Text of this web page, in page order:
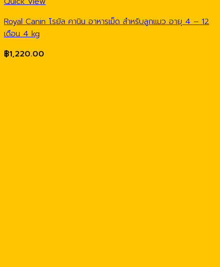
Royal Canin โรยัล คานิน อาหารเม็ด สำหรับลูกแมว อายุ 4 – 12
เดือน 4 kg
฿1,220.00